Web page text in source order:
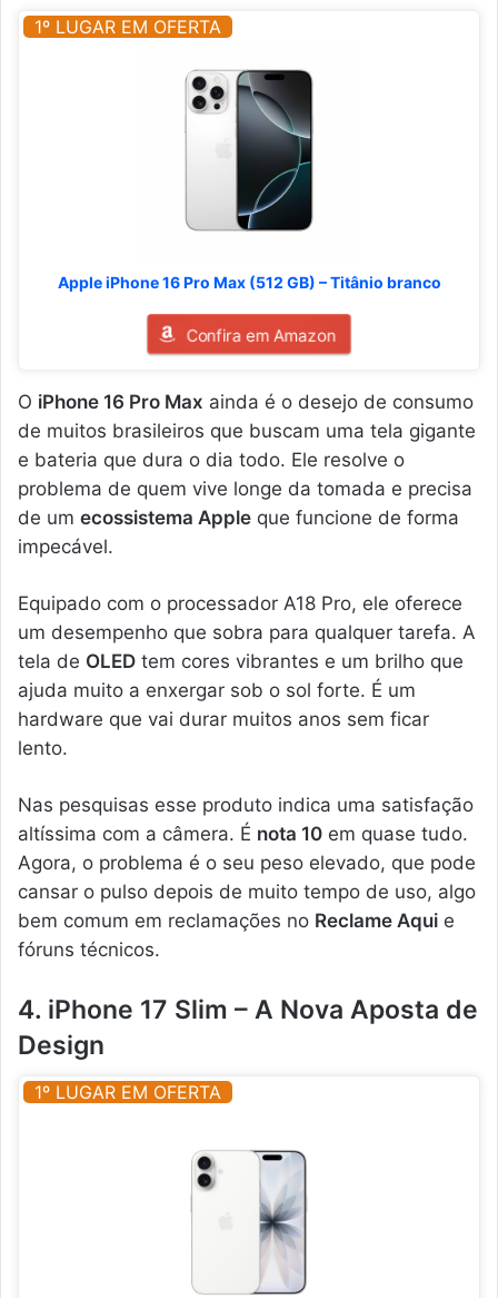
1º LUGAR EM OFERTA
Apple iPhone 16 Pro Max (512 GB) – Titânio branco
Confira em Amazon
O iPhone 16 Pro Max ainda é o desejo de consumo
de muitos brasileiros que buscam uma tela gigante
e bateria que dura o dia todo. Ele resolve o
problema de quem vive longe da tomada e precisa
de um ecossistema Apple que funcione de forma
impecável.
Equipado com o processador A18 Pro, ele oferece
um desempenho que sobra para qualquer tarefa. A
tela de OLED tem cores vibrantes e um brilho que
ajuda muito a enxergar sob o sol forte. É um
hardware que vai durar muitos anos sem ficar
lento.
Nas pesquisas esse produto indica uma satisfação
altíssima com a câmera. É nota 10 em quase tudo.
Agora, o problema é o seu peso elevado, que pode
cansar o pulso depois de muito tempo de uso, algo
bem comum em reclamações no Reclame Aqui e
fóruns técnicos.
4. iPhone 17 Slim – A Nova Aposta de
Design
1º LUGAR EM OFERTA